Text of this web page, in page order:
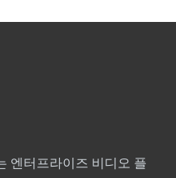
엔터프라이즈 비디오 플